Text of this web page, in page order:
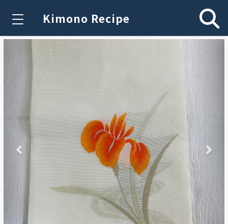
Kimono Recipe
Previous